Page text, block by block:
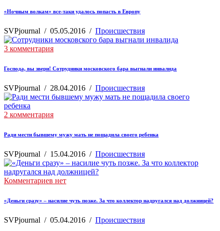
«Ночным волкам» все-таки удалось попасть в Европу
SVPjournal / 05.05.2016 / Происшествия
3 комментария
Господа, вы звери! Сотрудники московского бара выгнали инвалида
SVPjournal / 28.04.2016 / Происшествия
2 комментария
Ради мести бывшему мужу мать не пощадила своего ребенка
SVPjournal / 15.04.2016 / Происшествия
Комментариев нет
«Деньги сразу» – насилие чуть позже. За что коллектор надругался над должницей?
SVPjournal / 05.04.2016 / Происшествия